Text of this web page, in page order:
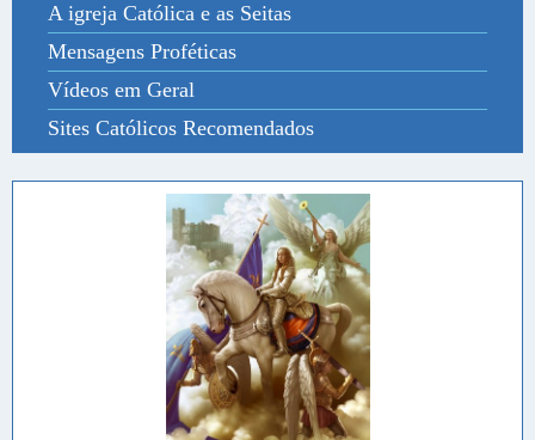
A igreja Católica e as Seitas
Mensagens Proféticas
Vídeos em Geral
Sites Católicos Recomendados